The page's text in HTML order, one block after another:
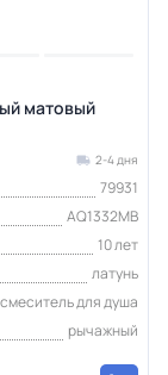
матовый
2-4 дня
79931
AQ1332MB
10 лет
латунь
смеситель для душа
рычажный